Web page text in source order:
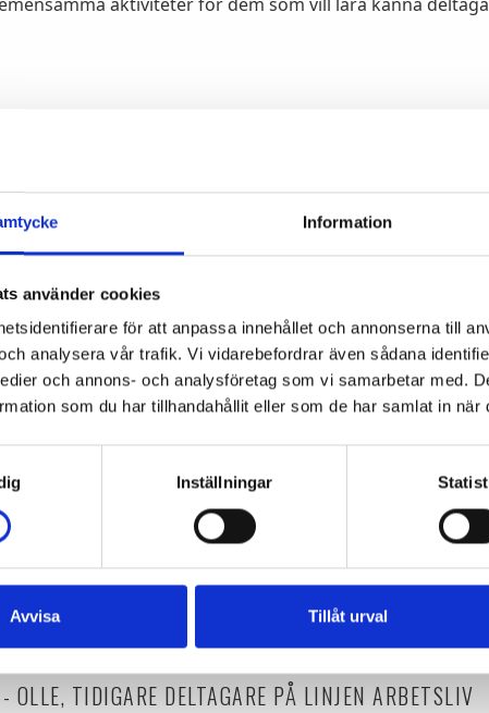
Information
använder cookies
för att anpassa innehållet och annonserna till
analysera vår trafik. Vi vidarebefordrar även sådana
och annons- och analysföretag som vi samarbetar med.
som du har tillhandahållit eller som de har samlat in när
Inställningar
Avvisa Tillåt urval
FRÅGOR OM MIN DIAGNOS OCH VEM JAG
JAG FÖRSTÅTT MIN DIAGNOS BÄTTRE OCH MIG
ATT JAG HAR BLIVIT TRYGGARE I MIG SJÄLV."
VERA, TIDIGARE DELTAGARE PÅ LINJEN ARBETSLIV
VAR JAG TYP BARA EN PERSON SOM SPELADE
JAG ATT JAG HAR RÅKAT UTVECKLATS TILL SÅ
- OLLE, TIDIGARE DELTAGARE PÅ LINJEN ARBETSLIV